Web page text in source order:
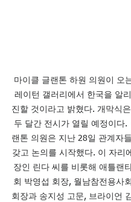
마이클 글랜톤 하원 의원이 오
레이턴 갤러리에서 한국을 알
진할 것이라고 밝혔다. 개막식
두 달간 전시가 열릴 예정이다.
랜톤 의원은 지난 28일 관계자
갖고 논의를 시작했다. 이 자리
장인 린다 씨를 비롯해 애틀랜
회 박영섭 회장, 월남참전용사
회장과 송지성 고문, 브라이언